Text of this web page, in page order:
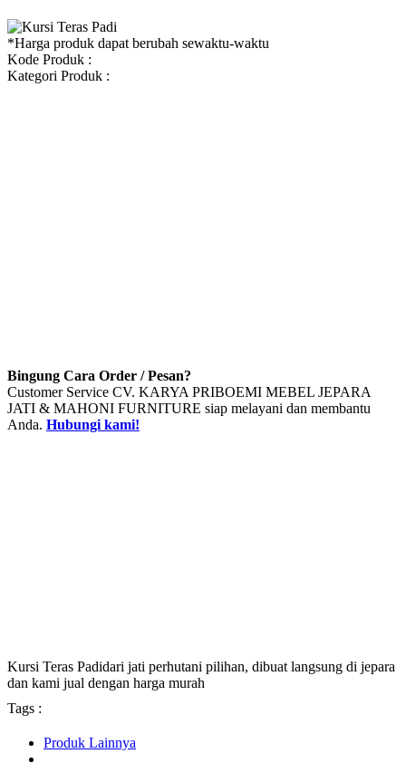
*Harga produk dapat berubah sewaktu-waktu
Kode Produk :
Kategori Produk :
Bingung Cara Order / Pesan?
Customer Service CV. KARYA PRIBOEMI MEBEL JEPARA
JATI & MAHONI FURNITURE siap melayani dan membantu
Anda. Hubungi kami!
Kursi Teras Padidari jati perhutani pilihan, dibuat langsung di jepara
dan kami jual dengan harga murah
Tags :
Produk Lainnya